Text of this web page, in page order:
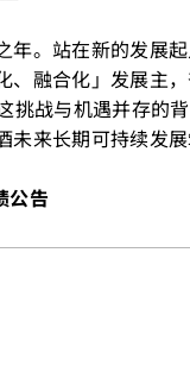
年。站在新的发展
、融合化」发展主
挑战与机遇并存的
未来长期可持续发
公告